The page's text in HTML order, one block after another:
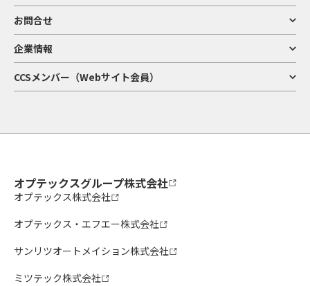
お問合せ
企業情報
CCSメンバー（Webサイト会員）
オプテックスグループ株式会社
オプテックス株式会社
オプテックス・エフエー株式会社
サンリツオートメイション株式会社
ミツテック株式会社